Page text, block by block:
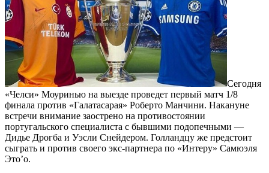
Сегодня
«Челси» Моуринью на выезде проведет первый матч 1/8
финала против «Галатасарая» Роберто Манчини. Накануне
встречи внимание заострено на противостоянии
португальского специалиста с бывшими подопечными —
Дидье Дрогба и Уэсли Снейдером. Голландцу же предстоит
сыграть и против своего экс-партнера по «Интеру» Самюэля
Это’о.